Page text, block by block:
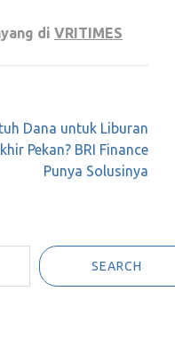
di VRITIMES
Dana untuk Liburan
Pekan? BRI Finance
Punya Solusinya
SEARCH